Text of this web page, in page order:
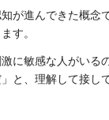
が進んできた概念
す。
に敏感な人がいる
と、理解して接し